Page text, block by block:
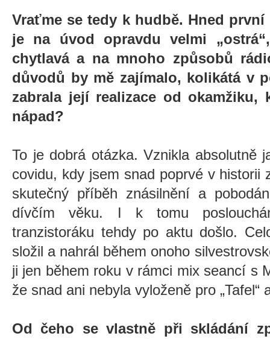
Vraťme se tedy k hudbě. Hned
je na úvod opravdu velmi
chytlavá a na mnoho způsobů
důvodů by mě zajímalo, kolikátá v
zabrala její realizace od
nápad?
To je dobrá otázka. Vznikla absolutně
covidu, kdy jsem snad poprvé v historii
skutečný příběh znásilnění a
dívčím věku. I k tomu
tranzistoráku tehdy po aktu došlo.
složil a nahrál během onoho
ji jen během roku v rámci mix seancí s
že snad ani nebyla vyloženě pro „Tafel“
Od čeho se vlastně při skládání